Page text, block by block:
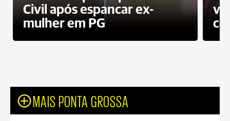
Civil após espancar ex-
mulher em PG
MAIS PONTA GROSSA